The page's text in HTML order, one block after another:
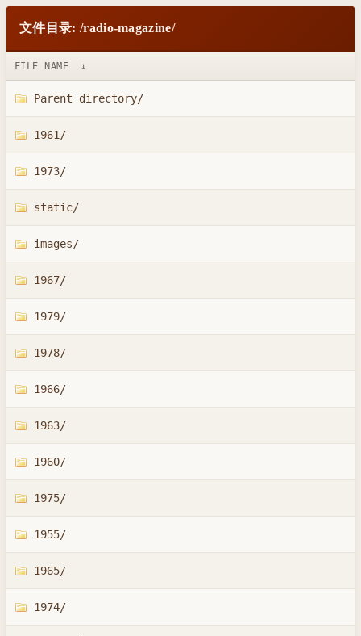
文件目录: /radio-magazine/
FILE NAME ↓
Parent directory/
1961/
1973/
static/
images/
1967/
1979/
1978/
1966/
1963/
1960/
1975/
1955/
1965/
1974/